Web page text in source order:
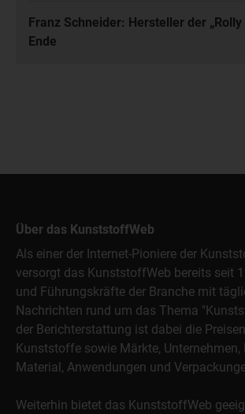
Franz Schneider: Hersteller der „Rolly
Ende
Über das KunststoffWeb
Als einer der Internet-Pioniere der
versorgt das KunststoffWeb bereits seit
und Führungskräfte der Branche mit
Nachrichten rund um das Thema
der Berichterstattung ist dabei die
Kunststoffe sowie Märkte, Unternehmen,
Material, Anwendungen und
Weiterhin bietet das KunststoffWeb